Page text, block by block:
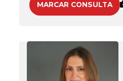
MARCAR CONSULTA